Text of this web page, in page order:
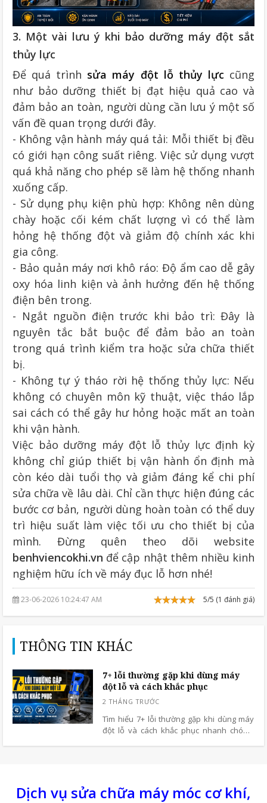
3. Một vài lưu ý khi bảo dưỡng máy đột sắt
thủy lực
Để quá trình sửa máy đột lỗ thủy lực cũng
như bảo dưỡng thiết bị đạt hiệu quả cao và
đảm bảo an toàn, người dùng cần lưu ý một số
vấn đề quan trọng dưới đây.
- Không vận hành máy quá tải: Mỗi thiết bị đều
có giới hạn công suất riêng. Việc sử dụng vượt
quá khả năng cho phép sẽ làm hệ thống nhanh
xuống cấp.
- Sử dụng phụ kiện phù hợp: Không nên dùng
chày hoặc cối kém chất lượng vì có thể làm
hỏng hệ thống đột và giảm độ chính xác khi
gia công.
- Bảo quản máy nơi khô ráo: Độ ẩm cao dễ gây
oxy hóa linh kiện và ảnh hưởng đến hệ thống
điện bên trong.
- Ngắt nguồn điện trước khi bảo trì: Đây là
nguyên tắc bắt buộc để đảm bảo an toàn
trong quá trình kiểm tra hoặc sửa chữa thiết
bị.
- Không tự ý tháo rời hệ thống thủy lực: Nếu
không có chuyên môn kỹ thuật, việc tháo lắp
sai cách có thể gây hư hỏng hoặc mất an toàn
khi vận hành.
Việc bảo dưỡng máy đột lỗ thủy lực định kỳ
không chỉ giúp thiết bị vận hành ổn định mà
còn kéo dài tuổi thọ và giảm đáng kể chi phí
sửa chữa về lâu dài. Chỉ cần thực hiện đúng các
bước cơ bản, người dùng hoàn toàn có thể duy
trì hiệu suất làm việc tối ưu cho thiết bị của
mình. Đừng quên theo dõi website
benhviencokhi.vn để cập nhật thêm nhiều kinh
nghiệm hữu ích về máy đục lỗ hơn nhé!
23-06-2026 10:24:47 AM 5/5 (1 đánh giá)
THÔNG TIN KHÁC
7+ lỗi thường gặp khi dùng máy
đột lỗ và cách khắc phục
Tìm hiểu 7+ lỗi thường gặp khi dùng máy
đột lỗ và cách khắc phục nhanh chóng,
Dịch vụ sửa chữa máy móc cơ khí,